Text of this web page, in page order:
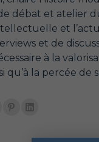
débat et atelier
et
et de
à la
qu’à la percée